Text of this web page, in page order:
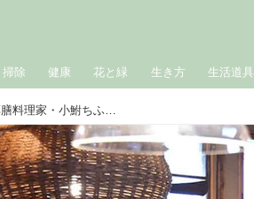
掃除 健康 花と緑 生き方 生活道具
「春の不調」をリセットしたい！野菜薬膳料理家・小鮒ちふみさん初の“薬膳レシピ本”発売＆養生生活教室のご案内